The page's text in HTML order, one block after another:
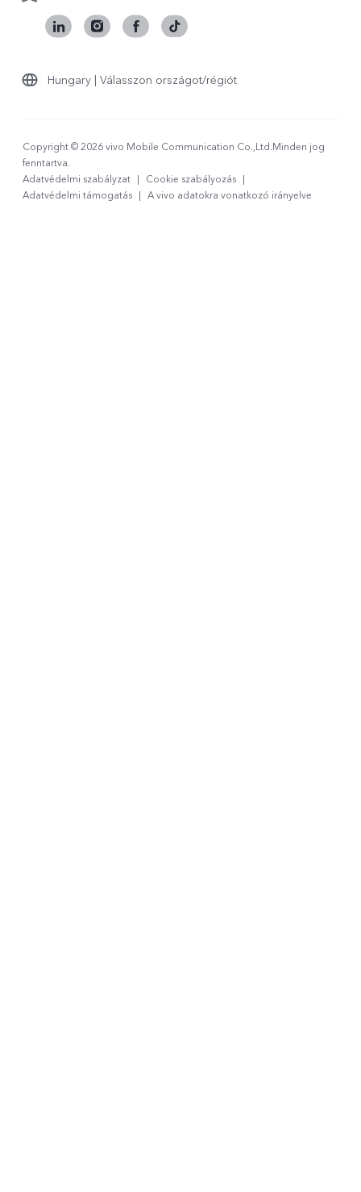
Hungary | Válasszon országot/régiót
Copyright © 2026 vivo Mobile Communication Co.,Ltd.Minden jog
fenntartva.
Adatvédelmi szabályzat | Cookie szabályozás |
Adatvédelmi támogatás | A vivo adatokra vonatkozó irányelve